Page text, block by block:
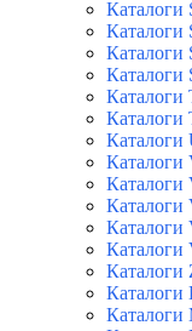
Каталоги
Каталоги
Каталоги
Каталоги
Каталоги
Каталоги
Каталоги
Каталоги
Каталоги
Каталоги
Каталоги